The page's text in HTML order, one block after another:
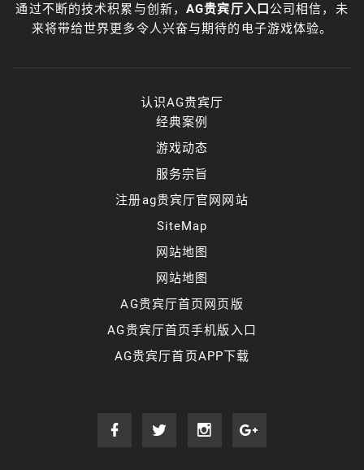
通过不断的技术积累与创新， AG贵宾厅入口公司相信，未
来将带给世界更多令人兴奋与期待的电子游戏体验。
认识AG贵宾厅
经典案例
游戏动态
服务宗旨
注册ag贵宾厅官网网站
SiteMap
网站地图
网站地图
AG贵宾厅首页网页版
AG贵宾厅首页手机版入口
AG贵宾厅首页APP下载